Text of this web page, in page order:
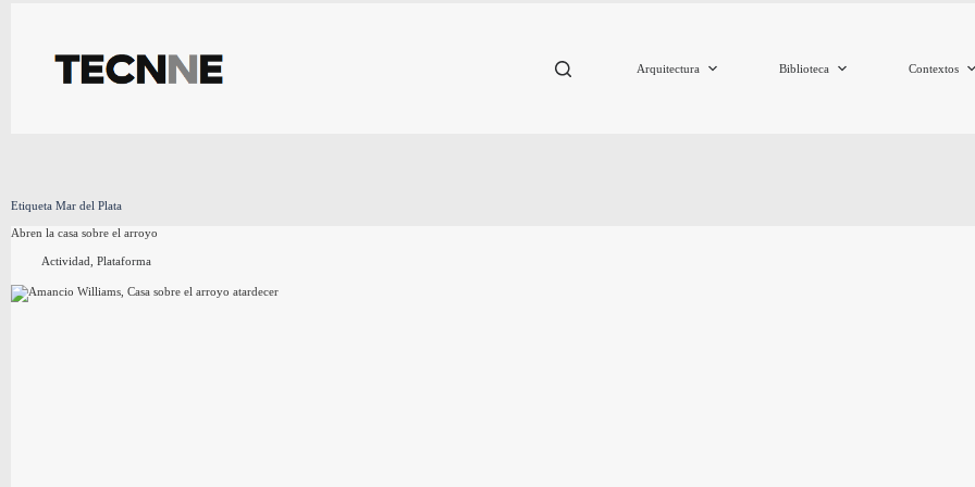
Arquitectura Biblioteca Contextos
Etiqueta Mar del Plata
Abren la casa sobre el arroyo
Actividad Plataforma